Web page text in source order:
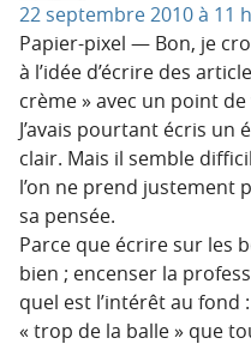
22 septembre 2010 à 11
Papier-pixel — Bon, je
à l’idée d’écrire des
crème » avec un point
J’avais pourtant écris un
clair. Mais il semble
l’on ne prend justement
sa pensée.
Parce que écrire sur les
bien ; encenser la
quel est l’intérêt au fond
« trop de la balle » que